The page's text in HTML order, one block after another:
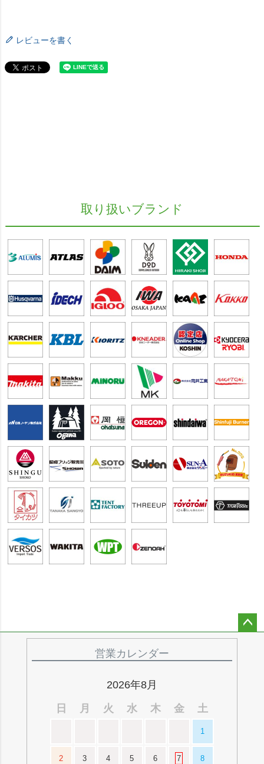
レビューを書く
取り扱いブランド
営業カレンダー
2026年8月
日
月 火 水 木 金 土
1
2 3 4 5 6 7 8